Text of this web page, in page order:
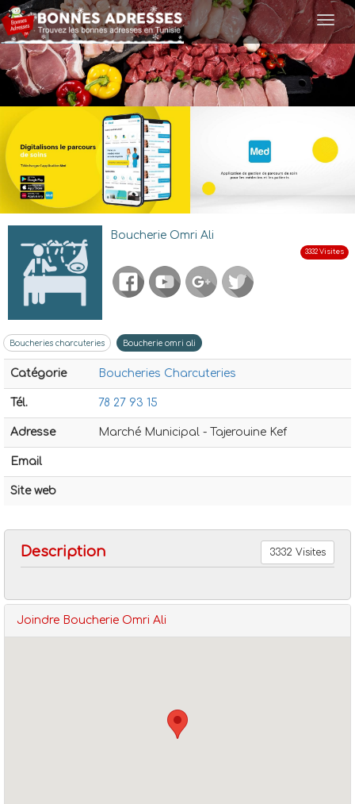
Boucherie Omri Ali
Boucheries charcuteries
Catégorie Boucheries Charcuteries
Tél. 78 27 93 15
Adresse Marché Municipal - Tajerouine Kef
Email
Site web
Description 3332 Visites
Joindre Boucherie Omri Ali